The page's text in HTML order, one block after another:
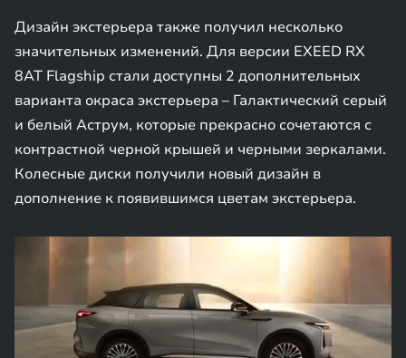
Дизайн экстерьера также получил несколько
значительных изменений. Для версии EXEED RX
8AT Flagship стали доступны 2 дополнительных
варианта окраса экстерьера – Галактический серый
и белый Аструм, которые прекрасно сочетаются с
контрастной черной крышей и черными зеркалами.
Колесные диски получили новый дизайн в
дополнение к появившимся цветам экстерьера.